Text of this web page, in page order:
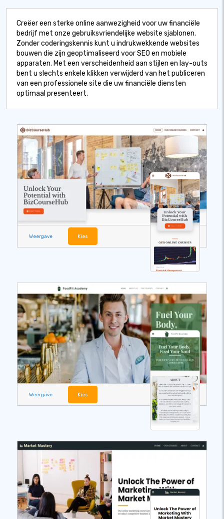
Creëer een sterke online aanwezigheid voor uw financiële
bedrijf met onze gebruiksvriendelijke website sjablonen.
Zonder coderingskennis kunt u indrukwekkende websites
bouwen die zijn geoptimaliseerd voor SEO en mobiele
apparaten. Met een verscheidenheid aan stijlen en lay-outs
bent u slechts enkele klikken verwijderd van het publiceren
van een professionele site die uw financiële diensten
optimaal presenteert.
Weergave Kies
Weergave Kies